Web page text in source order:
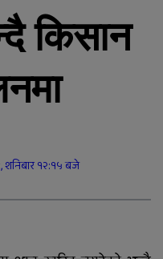
लिए सेवा
श्रीमान् गुमाएकी
बैंक गढवाद्वारा १०
दाबी भुक्तानी
किसान र बैंकबीच
किसान
१२:१५ बजे